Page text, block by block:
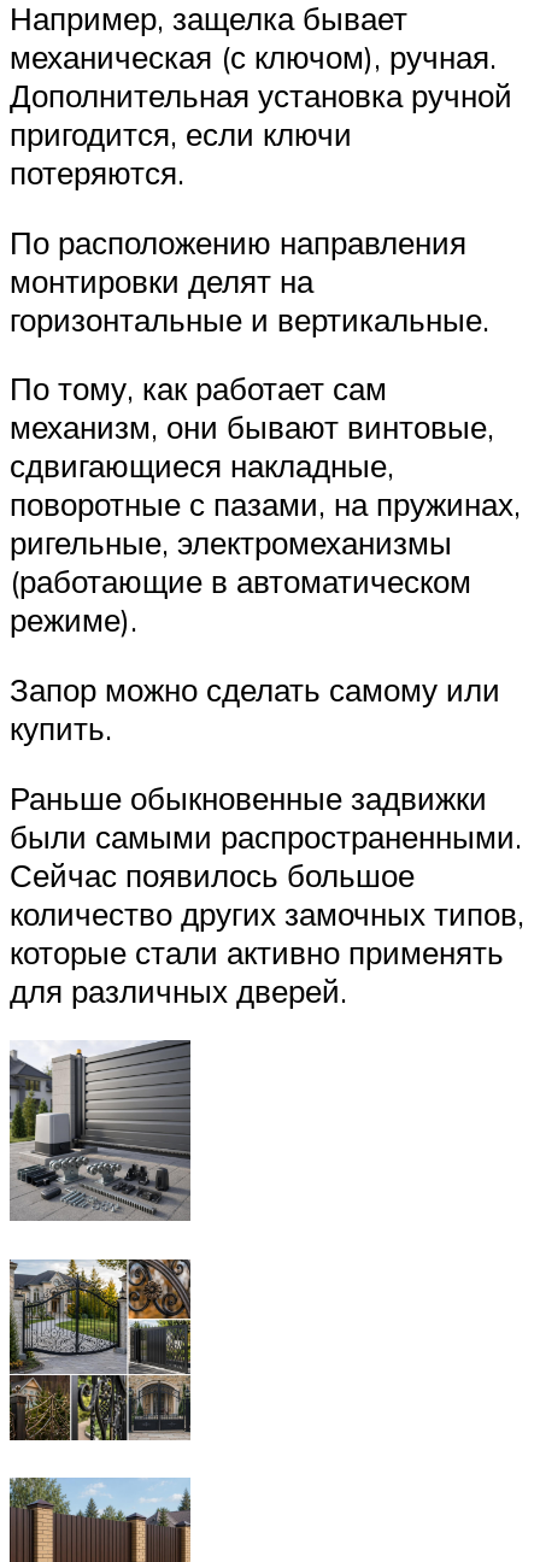
Например, защелка бывает
механическая (с ключом), ручная.
Дополнительная установка ручной
пригодится, если ключи
потеряются.
По расположению направления
монтировки делят на
горизонтальные и вертикальные.
По тому, как работает сам
механизм, они бывают винтовые,
сдвигающиеся накладные,
поворотные с пазами, на пружинах,
ригельные, электромеханизмы
(работающие в автоматическом
режиме).
Запор можно сделать самому или
купить.
Раньше обыкновенные задвижки
были самыми распространенными.
Сейчас появилось большое
количество других замочных типов,
которые стали активно применять
для различных дверей.